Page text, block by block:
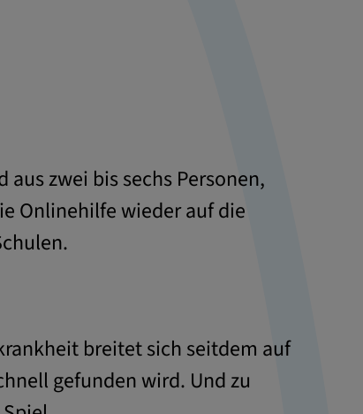
zwei bis sechs Personen,
Onlinehilfe wieder auf die
breitet sich seitdem auf
gefunden wird. Und zu